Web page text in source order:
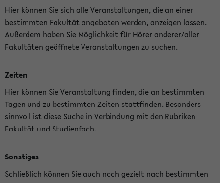
Hier können Sie sich alle Veranstaltungen, die an einer
bestimmten Fakultät angeboten werden, anzeigen lassen.
Außerdem haben Sie Möglichkeit für Hörer anderer/aller
Fakultäten geöffnete Veranstaltungen zu suchen.
Zeiten
Hier können Sie Veranstaltung finden, die an bestimmten
Tagen und zu bestimmten Zeiten stattfinden. Besonders
sinnvoll ist diese Suche in Verbindung mit den Rubriken
Fakultät und Studienfach.
Sonstiges
Schließlich können Sie auch noch gezielt nach bestimmten